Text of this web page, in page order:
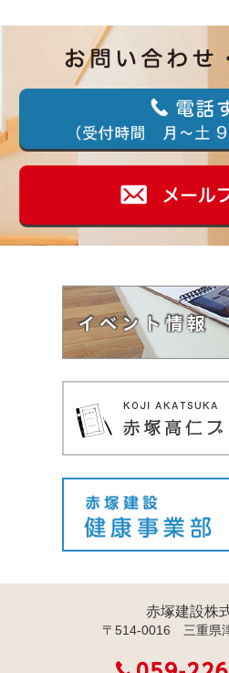
赤塚建設株
〒514-0016 三重県